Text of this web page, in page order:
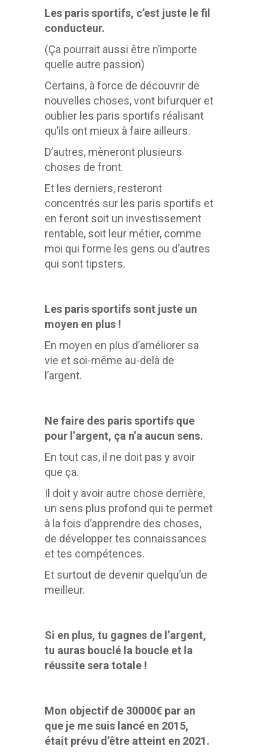
Les paris sportifs, c’est juste le fil
conducteur.
(Ça pourrait aussi être n’importe
quelle autre passion)
Certains, à force de découvrir de
nouvelles choses, vont bifurquer et
oublier les paris sportifs réalisant
qu’ils ont mieux à faire ailleurs.
D’autres, mèneront plusieurs
choses de front.
Et les derniers, resteront
concentrés sur les paris sportifs et
en feront soit un investissement
rentable, soit leur métier, comme
moi qui forme les gens ou d’autres
qui sont tipsters.
Les paris sportifs sont juste un
moyen en plus !
En moyen en plus d’améliorer sa
vie et soi-même au-delà de
l’argent.
Ne faire des paris sportifs que
pour l’argent, ça n’a aucun sens.
En tout cas, il ne doit pas y avoir
que ça.
Il doit y avoir autre chose derrière,
un sens plus profond qui te permet
à la fois d’apprendre des choses,
de développer tes connaissances
et tes compétences.
Et surtout de devenir quelqu’un de
meilleur.
Si en plus, tu gagnes de l’argent,
tu auras bouclé la boucle et la
réussite sera totale !
Mon objectif de 30000€ par an
que je me suis lancé en 2015,
était prévu d’être atteint en 2021.